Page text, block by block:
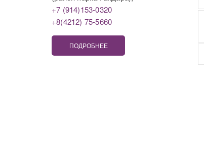
+7 (914)153-0320
+8(4212) 75-5660
ПОДРОБНЕЕ